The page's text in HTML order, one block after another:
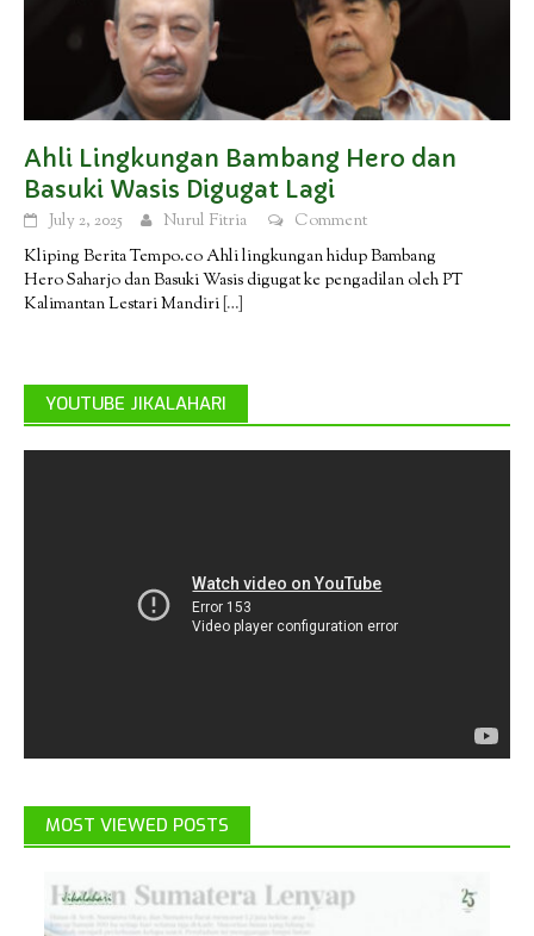
Ahli Lingkungan Bambang Hero dan
Basuki Wasis Digugat Lagi
July 2, 2025 Nurul Fitria
Comment
Kliping Berita Tempo.co Ahli lingkungan hidup Bambang
Hero Saharjo dan Basuki Wasis digugat ke pengadilan oleh PT
Kalimantan Lestari Mandiri […]
YOUTUBE JIKALAHARI
MOST VIEWED POSTS